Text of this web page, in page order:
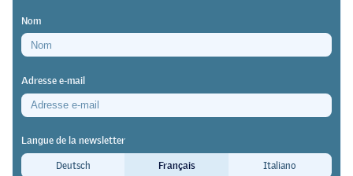
01/01/17
Compétences de formation favorisant l’intégration
« Donner une chance »
Nom
Adresse e-mail
Langue de la newsletter
Deutsch
Français Italiano